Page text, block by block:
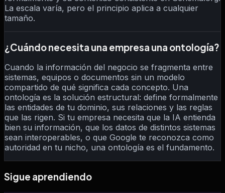
La escala varía, pero el principio aplica a cualquier
tamaño.
¿Cuándo necesita una empresa una ontología?
Cuando la información del negocio se fragmenta entre
sistemas, equipos o documentos sin un modelo
compartido de qué significa cada concepto. Una
ontología es la solución estructural: define formalmente
las entidades de tu dominio, sus relaciones y las reglas
que las rigen. Si tu empresa necesita que la IA entienda
bien su información, que los datos de distintos sistemas
sean interoperables, o que Google te reconozca como
autoridad en tu nicho, una ontología es el fundamento.
Sigue aprendiendo